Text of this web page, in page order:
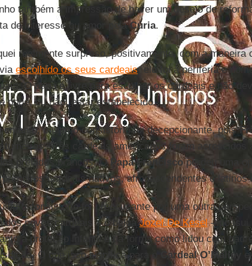
também a impressão de haver um desejo de
de interesse ou amor pelaCúria.
realmente surpreso, positivamente, com a maneira
escolhido os seus cardeais: ele foi à periferia e
O papa é livre para escolher os cardeais e não
pode, ou não, estar estabelecido.
entanto, o último consistório foi decepcionante, pois
Três cardeais americanos foram acrescidos
prelados brancos. OPapa Franciscoperdeu uma
primeiros cardeais nativos, afrodescendentes e latinos
consistório foi preocupante por uma outra
dos novos cardeais – o belgaJozef De Kesel– possui
à proteção infantil e na forma como lidou com
O que isso significa para o
Cardeal O’Malley